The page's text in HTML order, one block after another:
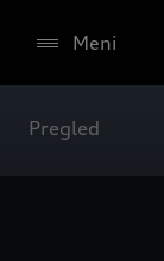
Meni
Pregled